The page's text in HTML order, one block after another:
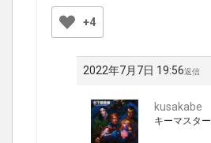
+4
2022年7月7日 19:56返信
kusakabe
キーマスター